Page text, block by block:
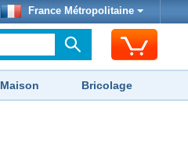
France Métropolitaine
Maison Bricolage